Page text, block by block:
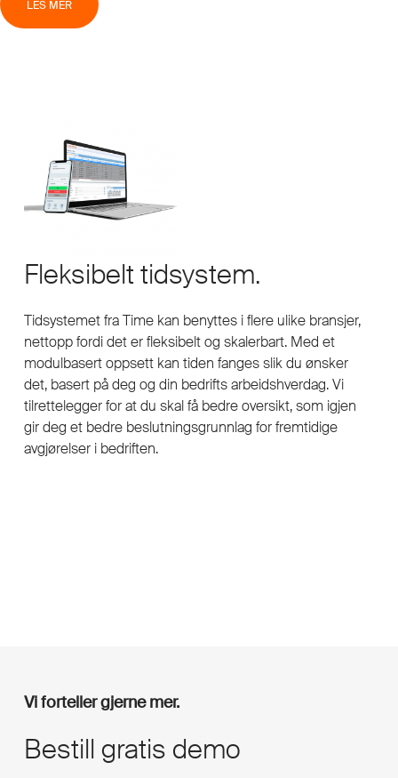
LES MER
Fleksibelt tidsystem.
Tidsystemet fra Time kan benyttes i flere ulike bransjer,
nettopp fordi det er fleksibelt og skalerbart. Med et
modulbasert oppsett kan tiden fanges slik du ønsker
det, basert på deg og din bedrifts arbeidshverdag. Vi
tilrettelegger for at du skal få bedre oversikt, som igjen
gir deg et bedre beslutningsgrunnlag for fremtidige
avgjørelser i bedriften.
Vi forteller gjerne mer.
Bestill gratis demo